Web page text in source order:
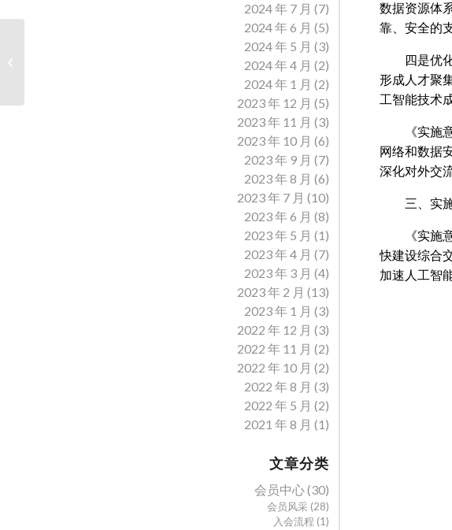
数据资源体
靠、安全的
四是优
形成人才聚
工智能技术
《实施
网络和数据
深化对外交
三、实
《实施
快建设综合
加速人工智
2024 年 7 月 (7)
2024 年 6 月 (5)
2024 年 5 月 (3)
2024 年 4 月 (2)
2024 年 1 月 (2)
2023 年 12 月 (5)
2023 年 11 月 (3)
2023 年 10 月 (6)
2023 年 9 月 (7)
2023 年 8 月 (6)
2023 年 7 月 (10)
2023 年 6 月 (8)
2023 年 5 月 (1)
2023 年 4 月 (7)
2023 年 3 月 (4)
2023 年 2 月 (13)
2023 年 1 月 (3)
2022 年 12 月 (3)
2022 年 11 月 (2)
2022 年 10 月 (2)
2022 年 8 月 (3)
2022 年 5 月 (2)
2021 年 8 月 (1)
文章分类
会员中心(30)
会员风采(28)
入会流程 (1)